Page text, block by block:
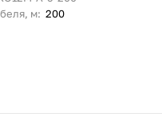
м: 200